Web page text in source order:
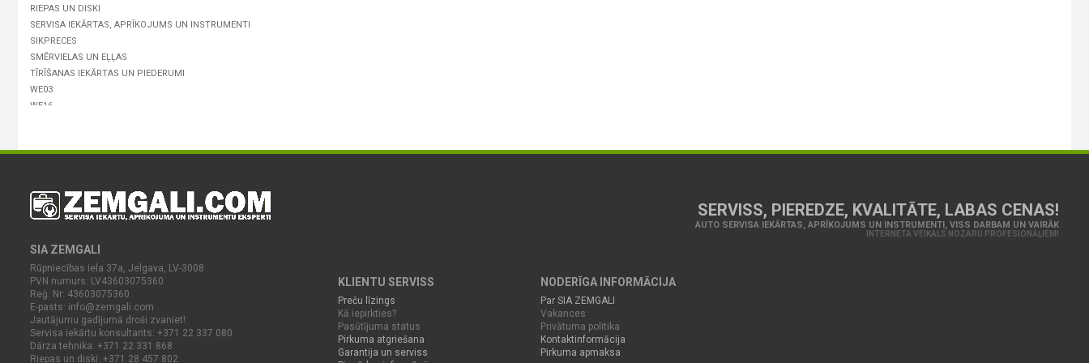
RIEPAS UN DISKI
SERVISA IEKĀRTAS, APRĪKOJUMS UN INSTRUMENTI
SIKPRECES
SMĒRVIELAS UN EĻĻAS
TĪRĪŠANAS IEKĀRTAS UN PIEDERUMI
WE03
WE16
SIA ZEMGALI
Rūpniecības iela 37a, Jelgava, LV-3008
PVN numurs: LV43603075360
Reģ. Nr: 43603075360
E-pasts: info@zemgali.com
Jautājumu gadījumā droši zvaniet!:
Servisa iekārtu konsultants: +371 22 337 080
Dārza tehnika: +371 22 331 868
Riepas un diski: +371 28 457 802
SERVISS, PIEREDZE, KVALITĀTE, LABAS CENAS!
AUTO SERVISA IEKĀRTAS, APRĪKOJUMS UN INSTRUMENTI, VISS DARBAM UN VAIRĀK
INTERNETA VEIKALS NOZARU PROFESIONĀĻIEM!
KLIENTU SERVISS
Preču līzings
Kā iepirkties?
Pasūtījuma status
Pirkuma atgriešana
Garantija un serviss
NODERĪGA INFORMĀCIJA
Par SIA ZEMGALI
Vakances
Privātuma politika
Kontaktinformācija
Pirkuma apmaksa